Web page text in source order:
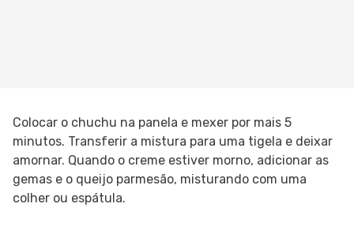
Colocar o chuchu na panela e mexer por mais 5
minutos. Transferir a mistura para uma tigela e deixar
amornar. Quando o creme estiver morno, adicionar as
gemas e o queijo parmesão, misturando com uma
colher ou espátula.